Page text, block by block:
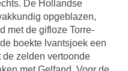
De Hollandse
opgeblazen,
met de gifloze Torre-
boekte lvantsjoek een
de zelden vertoonde